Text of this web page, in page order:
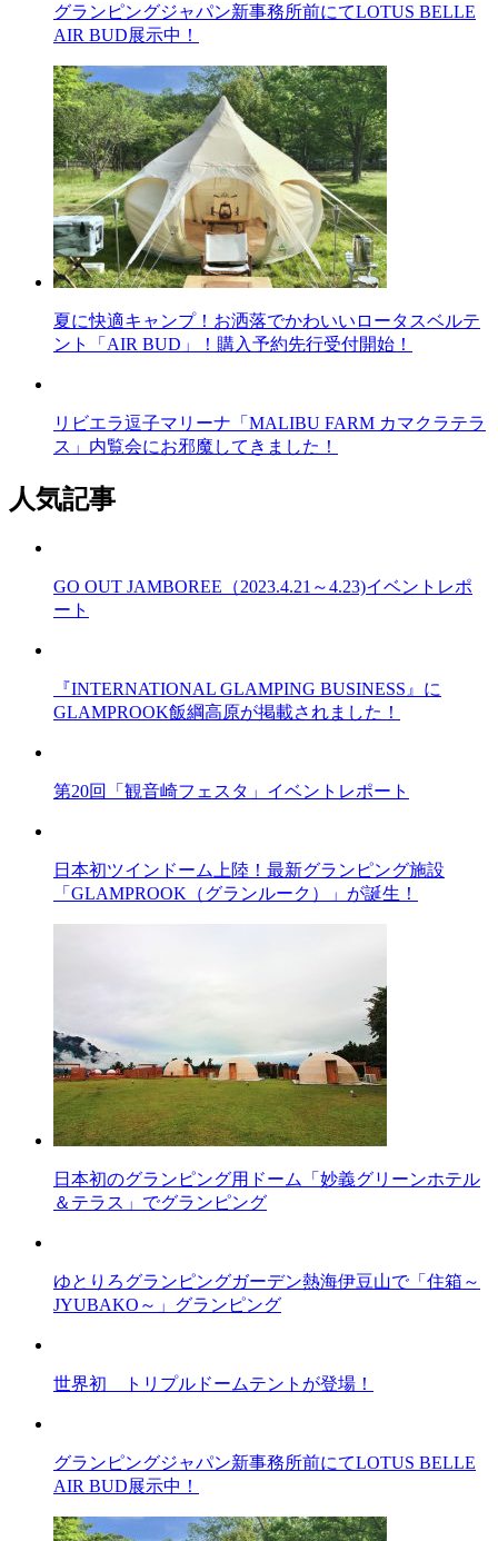
グランピングジャパン新事務所前にてLOTUS BELLE
AIR BUD展示中！
夏に快適キャンプ！お洒落でかわいいロータスベルテ
ント「AIR BUD」！購入予約先行受付開始！
リビエラ逗子マリーナ「MALIBU FARM カマクラテラ
ス」内覧会にお邪魔してきました！
人気記事
GO OUT JAMBOREE（2023.4.21～4.23)イベントレポ
ート
『INTERNATIONAL GLAMPING BUSINESS』に
GLAMPROOK飯綱高原が掲載されました！
第20回「観音崎フェスタ」イベントレポート
日本初ツインドーム上陸！最新グランピング施設
「GLAMPROOK（グランルーク）」が誕生！
日本初のグランピング用ドーム「妙義グリーンホテル
＆テラス」でグランピング
ゆとりろグランピングガーデン熱海伊豆山で「住箱～
JYUBAKO～」グランピング
世界初 トリプルドームテントが登場！
グランピングジャパン新事務所前にてLOTUS BELLE
AIR BUD展示中！